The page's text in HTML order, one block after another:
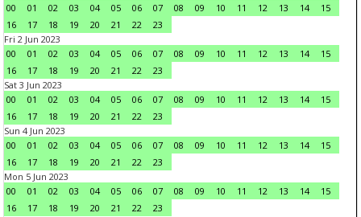
00
01 02 03 04 05 06 07 08 09 10 11 12 13 14
15
16
17 18 19 20 21 22
23
Fri 2 Jun 2023
00
01 02 03 04 05 06 07 08 09 10 11 12 13 14
15
16
17 18 19 20 21 22
23
Sat 3 Jun 2023
00
01 02 03 04 05 06 07 08 09 10 11 12 13 14
15
16
17 18 19 20 21 22
23
Sun 4 Jun 2023
00
01 02 03 04 05 06 07 08 09 10 11 12 13 14
15
16
17 18 19 20 21 22
23
Mon 5 Jun 2023
00
01 02 03 04 05 06 07 08 09 10 11 12 13 14
15
16
17 18 19 20 21 22
23